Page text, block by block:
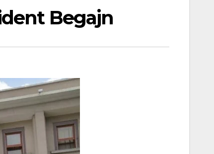
Begajn